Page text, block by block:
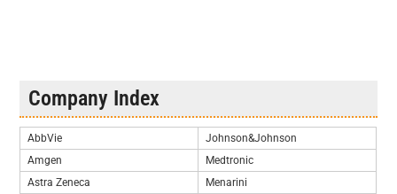
Company Index
AbbVie
Johnson&Johnson
Amgen
Medtronic
Astra Zeneca
Menarini